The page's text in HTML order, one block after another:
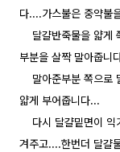
다....가스불은 중약불
달걀반죽물을 얇게
부분을 살짝 말아줍니
말아준부분 쪽으로
얇게 부어줍니다...
다시 달걀밑면이 익
겨주고....한번더 달걀